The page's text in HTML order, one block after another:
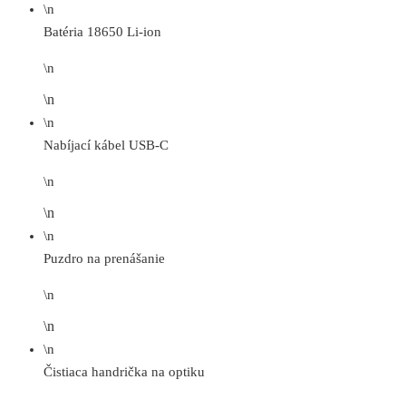
\n
Batéria 18650 Li-ion
\n
\n
\n
Nabíjací kábel USB-C
\n
\n
\n
Puzdro na prenášanie
\n
\n
\n
Čistiaca handrička na optiku